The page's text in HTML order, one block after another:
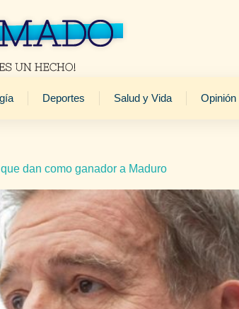
Deportes Salud y Vida Opinión
dan como ganador a Maduro